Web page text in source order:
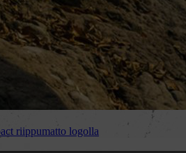
riippumatto logolla